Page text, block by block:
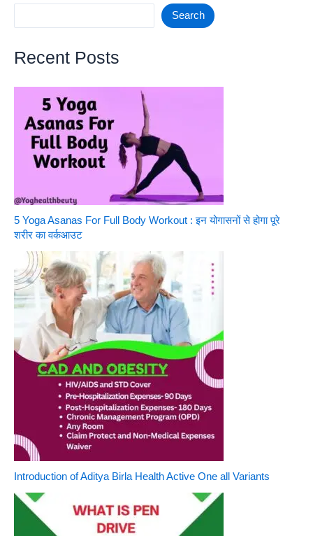
top
Search
Recent Posts
5 Yoga Asanas For Full Body Workout : इन योगासनों से होगा पूरे
शरीर का वर्कआउट
Introduction of Aditya Birla Health Active One all Variants